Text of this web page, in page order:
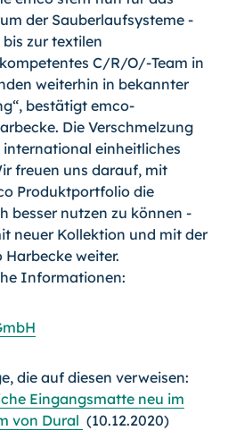
der Sauberlaufsysteme -
zur textilen
C/R/O/-Team in
weiterhin in bekannter
bestätigt emco-
Die Verschmelzung
einheitliches
freuen uns darauf, mit
Produktportfolio die
besser nutzen zu können -
neuer Kollektion und mit der
weiter.
Informationen:
die auf diesen verweisen:
Eingangsmatte neu im
von Dural (10.12.2020)